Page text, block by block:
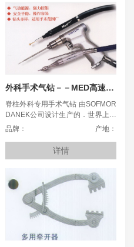
外科手术气钻－－MED高速气钻
脊柱外科专用手术气钻 由SOFMOR
DANEK公司设计生产的．世界上第
台专用于脊柱外科手术的高速气动
更好地应用在椎司盘手术中进行咬
除椎板，磨削骨质，切除骨赘，能
应用于METRX椎间盘镜。 体积小，
重量轻:市场上最小的高速钻;减少操
作疲劳，容易控制 无启动时跳动:专
利技术提供更大的安全性和更易控
制运行平稳及强力能源 精巧的结构
针对脊柱手术特点进行设计，全球
品牌： 产地：
详情